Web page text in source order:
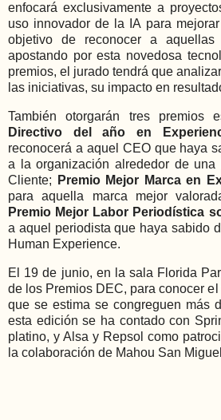
enfocará exclusivamente a
uso innovador de la IA para
objetivo de reconocer a aquellas
apostando por esta novedosa
premios, el jurado tendrá que
las iniciativas, su impacto en
También otorgarán tres premios
Directivo del año en
reconocerá a aquel CEO que haya
a la organización alrededor de una
Cliente;
Premio Mejor Marca en
para aquella marca mejor
Premio Mejor Labor Periodística
a aquel periodista que haya sabido
Human Experience.
El 19 de junio, en la sala Florida
de los Premios DEC, para conocer
que se estima se congreguen más
esta edición se ha contado con
platino, y Alsa y Repsol como
la colaboración de Mahou San